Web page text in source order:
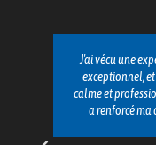
J'ai vécu une
exceptionnel,
calme et
a renforcé ma